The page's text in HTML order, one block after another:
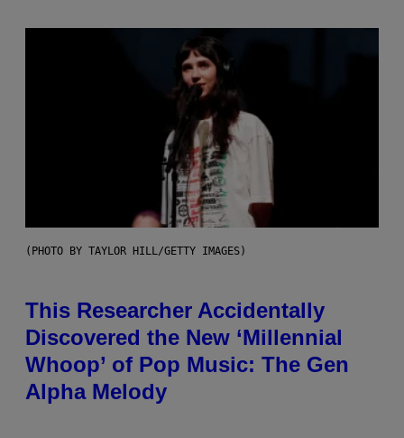
(PHOTO BY TAYLOR HILL/GETTY IMAGES)
This Researcher Accidentally
Discovered the New ‘Millennial
Whoop’ of Pop Music: The Gen
Alpha Melody